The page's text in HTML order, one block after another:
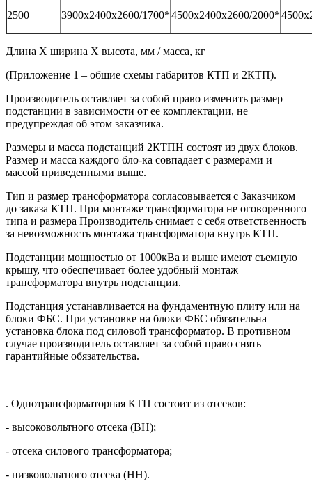
2500 3900х2400х2600/1700*4500х2400х2600/2000*
Длина Х ширина Х высота, мм / масса, кг
(Приложение 1 – общие схемы габаритов КТП и 2КТП).
Производитель оставляет за собой право изменить размер
подстанции в зависимости от ее комплектации, не
предупреждая об этом заказчика.
Размеры и масса подстанций 2КТПН состоят из двух блоков.
Размер и масса каждого бло-ка совпадает с размерами и
массой приведенными выше.
Тип и размер трансформатора согласовывается с Заказчиком
до заказа КТП. При монтаже трансформатора не оговоренного
типа и размера Производитель снимает с себя ответственность
за невозможность монтажа трансформатора внутрь КТП.
Подстанции мощностью от 1000кВа и выше имеют съемную
крышу, что обеспечивает более удобный монтаж
трансформатора внутрь подстанции.
Подстанция устанавливается на фундаментную плиту или на
блоки ФБС. При установке на блоки ФБС обязательна
установка блока под силовой трансформатор. В противном
случае производитель оставляет за собой право снять
гарантийные обязательства.
. Однотрансформаторная КТП состоит из отсеков:
- высоковольтного отсека (ВН);
- отсека силового трансформатора;
- низковольтного отсека (НН).